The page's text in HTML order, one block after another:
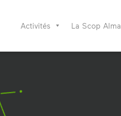
Activités La Scop Alma